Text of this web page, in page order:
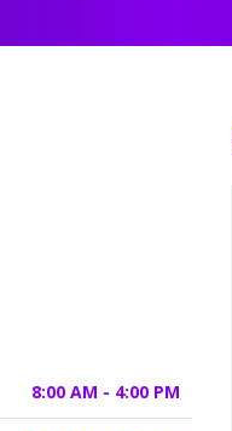
8:00 AM - 4:00 PM